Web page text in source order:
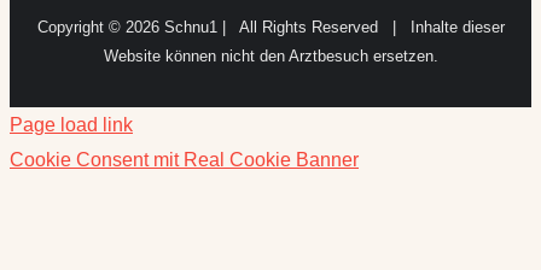
Copyright © 2026 Schnu1 | All Rights Reserved | Inhalte dieser
Website können nicht den Arztbesuch ersetzen.
Page load link
Cookie Consent mit Real Cookie Banner